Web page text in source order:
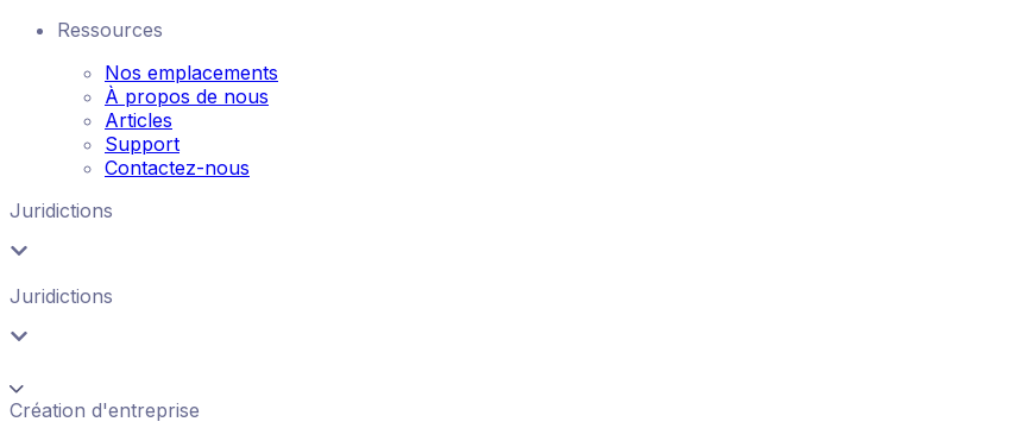
Ressources
Nos emplacements
À propos de nous
Articles
Support
Contactez-nous
Juridictions
Juridictions
Création d'entreprise